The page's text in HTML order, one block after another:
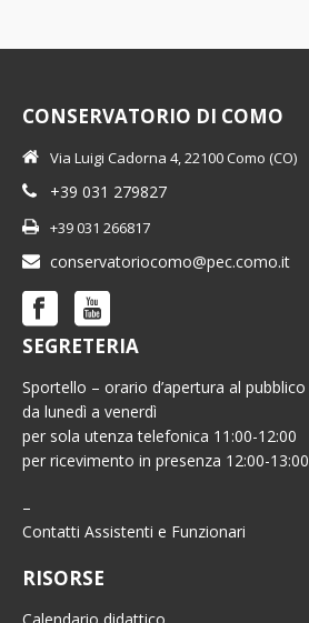
CONSERVATORIO DI COMO
Via Luigi Cadorna 4, 22100 Como (CO)
+39 031 279827
+39 031 266817
conservatoriocomo@pec.como.it
SEGRETERIA
Sportello – orario d’apertura al pubblico
da lunedì a venerdì
per sola utenza telefonica 11:00-12:00
per ricevimento in presenza 12:00-13:00
–
Contatti Assistenti e Funzionari
RISORSE
Calendario didattico